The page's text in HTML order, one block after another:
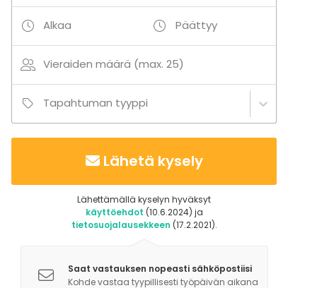
Alkaa Päättyy
Vieraiden määrä (max. 25)
Tapahtuman tyyppi
Lähetä kysely
Lähettämällä kyselyn hyväksyt
käyttöehdot (10.6.2024) ja
tietosuojalausekkeen (17.2.2021).
Saat vastauksen nopeasti sähköpostiisi
Kohde vastaa tyypillisesti työpäivän aikana